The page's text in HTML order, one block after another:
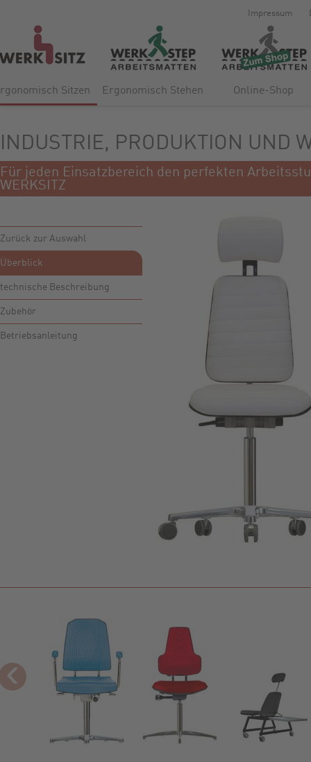
Impressum
Sitzen Ergonomisch Stehen Online-Shop
INDUSTRIE, PRODUKTION UND
Für jeden Einsatzbereich den perfekten
WERKSITZ
Zurück zur Auswahl
Überblick
technische Beschreibung
Zubehör
Betriebsanleitung
‹